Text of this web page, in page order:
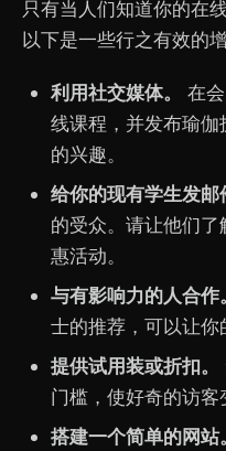
只有当人们知道你的在
以下是一些行之有效的
利用社交媒体。
在
线课程，并发布瑜
的兴趣。
给你的现有学生发邮
的受众。请让他们
惠活动。
与有影响力的人合作。
士的推荐，可以让你
提供试用装或折扣。
门槛，使好奇的访客
搭建一个简单的网站。